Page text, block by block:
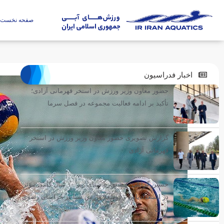
صفحه نخست
اخبار فدراسیون
حضور معاون وزیر ورزش در استخر قهرمانی آزادی؛
تأکید بر ادامه فعالیت مجموعه در فصل سرما
گزارش تصویری حضور معاون وزیر ورزش در استخر
قهرمانی آزادی
حسین گرایلی: جشنواره شنای زیر ۱۰ سال گامی مؤثر
در استعدادیابی و توسعه ورزش شنا در خراسان رضوی
است